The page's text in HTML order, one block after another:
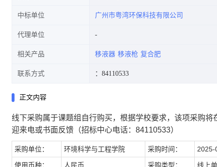
中标单位 广州市粤湾环保科技有限公司
代理单位
相关产品 移液器 移液枪 复合肥
联系方式 ：84110533
正文内容
线下采购属于课题组自行购买，根据学校要求，该项采购
迎来电或书面反馈（招标中心电话：84110533）
采购单位： 环境科学与工程学院 采购时间： 2025-
使用币种： 人民币 采购类型： 线上单